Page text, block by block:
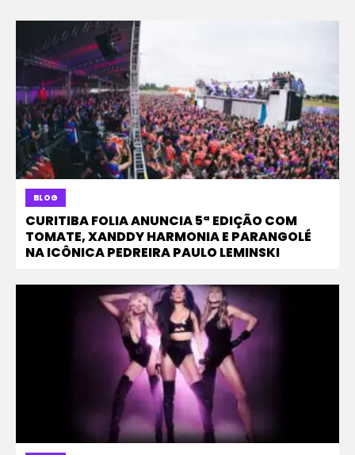
BLOG
CURITIBA FOLIA ANUNCIA 5ª EDIÇÃO COM
TOMATE, XANDDY HARMONIA E PARANGOLÉ
NA ICÔNICA PEDREIRA PAULO LEMINSKI